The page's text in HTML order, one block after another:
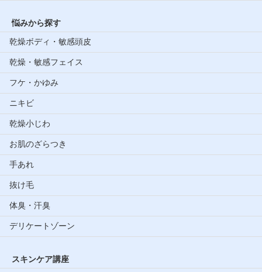
悩みから探す
乾燥ボディ・敏感頭皮
乾燥・敏感フェイス
フケ・かゆみ
ニキビ
乾燥小じわ
お肌のざらつき
手あれ
抜け毛
体臭・汗臭
デリケートゾーン
スキンケア講座